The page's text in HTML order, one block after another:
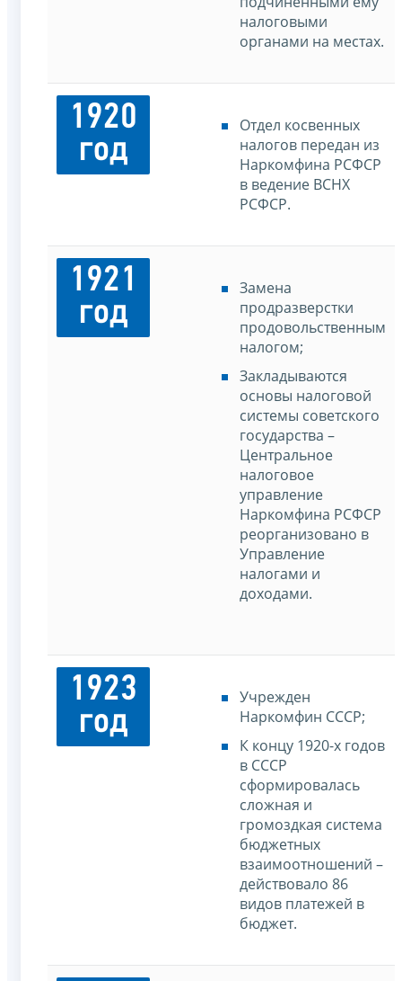
налоговыми
органами на местах.
1920
год
Отдел косвенных
налогов передан из
Наркомфина РСФСР
в ведение ВСНХ
РСФСР.
1921
год
Замена
продразверстки
продовольственным
налогом;
Закладываются
основы налоговой
системы советского
государства –
Центральное
налоговое
управление
Наркомфина РСФСР
реорганизовано в
Управление
налогами и
доходами.
1923
год
Учрежден
Наркомфин СССР;
К концу 1920-х годов
в СССР
сформировалась
сложная и
громоздкая система
бюджетных
взаимоотношений –
действовало 86
видов платежей в
бюджет.